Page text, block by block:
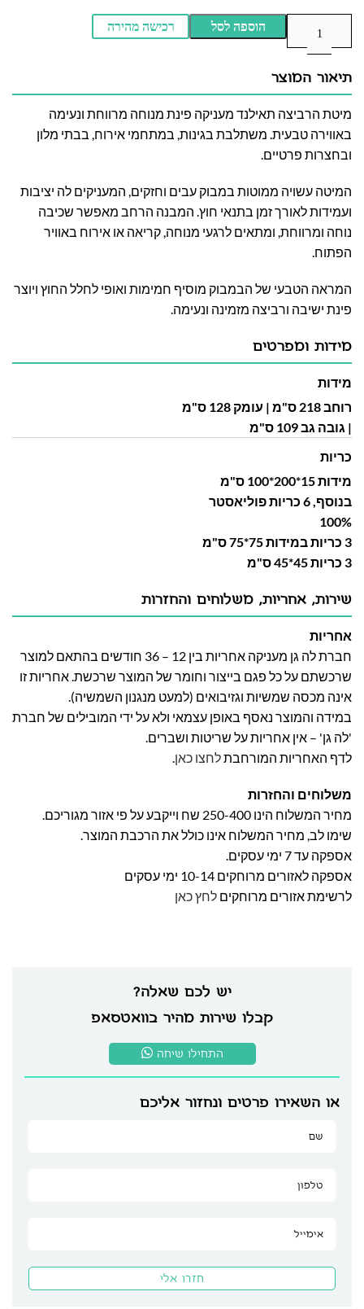
הוספה לסל רכישה מהירה
תיאור המוצר
מיטת הרביצה תאילנד מעניקה פינת מנוחה מרווחת ונעימה
באווירה טבעית. משתלבת בגינות, במתחמי אירוח, בבתי מלון
ובחצרות פרטיים.
המיטה עשויה ממוטות במבוק עבים וחזקים, המעניקים לה יציבות
ועמידות לאורך זמן בתנאי חוץ. המבנה הרחב מאפשר שכיבה
נוחה ומרווחת, ומתאים לרגעי מנוחה, קריאה או אירוח באוויר
הפתוח.
המראה הטבעי של הבמבוק מוסיף חמימות ואופי לחלל החוץ ויוצר
פינת ישיבה ורביצה מזמינה ונעימה.
מידות ומפרטים
מידות
רוחב 218 ס"מ | עומק 128 ס"מ
| גובה גב 109 ס"מ
כריות
מידות 15*200*100 ס"מ
בנוסף, 6 כריות פוליאסטר
100%
3 כריות במידות 75*75 ס"מ
3 כריות 45*45 ס"מ
יש לכם שאלה?
קבלו שירות מהיר בוואטסאפ
התחילו שיחה
או השאירו פרטים ונחזור אליכם
שירות, אחריות, משלוחים והחזרות
אחריות
חברת לה גן מעניקה אחריות בין 12 – 36 חודשים בהתאם למוצר
שרכשתם על כל פגם בייצור וחומר של המוצר שרכשת. אחריות זו
אינה מכסה שמשיות וגזיבואים (למעט מנגנון השמשיה).
במידה והמוצר נאסף באופן עצמאי ולא על ידי המובילים של חברת
'לה גן' – אין אחריות על שריטות ושברים.
לדף האחריות המורחבתלחצו כאן.
משלוחים והחזרות
מחיר המשלוח הינו 250-400 שח וייקבע על פי אזור מגוריכם.
שימו לב, מחיר המשלוח אינו כולל את הרכבת המוצר.
אספקה עד 7 ימי עסקים.
אספקה לאזורים מרוחקים 10-14 ימי עסקים
לרשימת אזורים מרוחקים לחץ כאן